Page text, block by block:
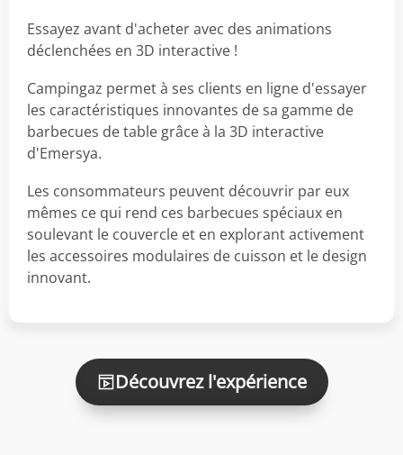
Essayez avant d'acheter avec des animations
déclenchées en 3D interactive !
Campingaz permet à ses clients en ligne d'essayer
les caractéristiques innovantes de sa gamme de
barbecues de table grâce à la 3D interactive
d'Emersya.
Les consommateurs peuvent découvrir par eux
mêmes ce qui rend ces barbecues spéciaux en
soulevant le couvercle et en explorant activement
les accessoires modulaires de cuisson et le design
innovant.
Découvrez l'expérience